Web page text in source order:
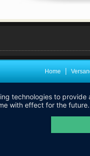
Home
technologies to
with effect for the future.